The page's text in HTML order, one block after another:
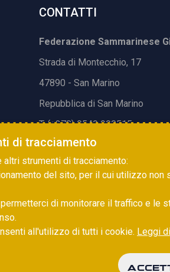
CONTATTI
Federazione Sammarinese
Strada di Montecchio, 17
47890 - San Marino
Repubblica di San Marino
T. (+378) 0549 990515
E.info@fsgc.sm
di tracciamento
strumenti di tracciamento:
del sito, per il cui utilizzo non
di monitorare il traffico e le
all'utilizzo di tutti i cookie. Leggi